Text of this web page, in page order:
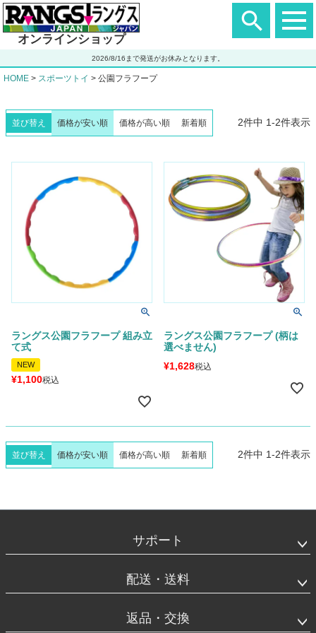
ヘ
ダ
エ
ア
オンラインショップ
2026/8/16まで発送がお休みとなります。
HOME スポーツトイ 公園フラフープ
並び替え 価格が安い順 価格が高い順 新着順 2件中 1-2件表示
ラングス公園フラフープ 組み立
て式
NEW
¥1,100税込
ラングス公園フラフープ (柄は
選べません)
¥1,628税込
並び替え 価格が安い順 価格が高い順 新着順 2件中 1-2件表示
サポート
配送・送料
返品・交換